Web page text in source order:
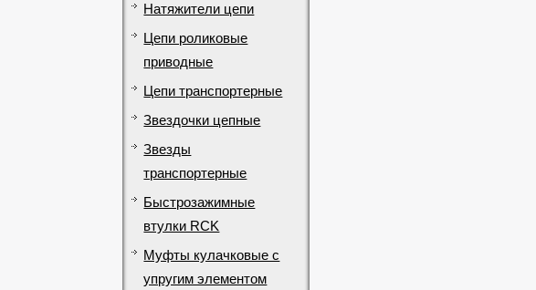
Натяжители цепи
Цепи роликовые
приводные
Цепи транспортерные
Звездочки цепные
Звезды
транспортерные
Быстрозажимные
втулки RCK
Муфты кулачковые с
упругим элементом